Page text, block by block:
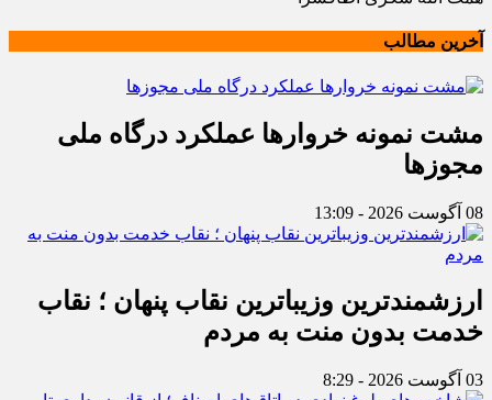
آخرین مطالب
مشت نمونه خروارها عملکرد درگاه ملی
مجوزها
08 آگوست 2026 - 13:09
ارزشمندترین وزیباترین نقاب پنهان ؛ نقاب
خدمت بدون منت به مردم
03 آگوست 2026 - 8:29